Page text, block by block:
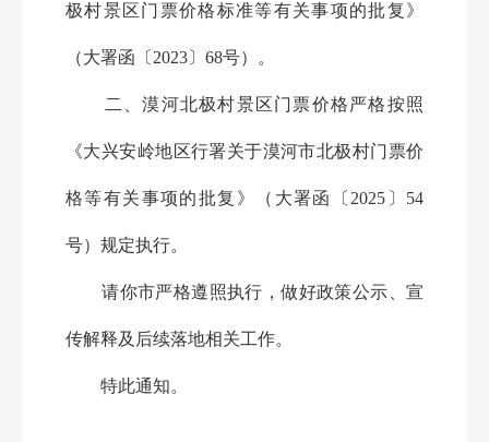
极村景区门票价格标准等有关事项的批复》
（大署函〔2023〕68号）。
二、漠河北极村景区门票价格严格按照
《大兴安岭地区行署关于漠河市北极村门票价
格等有关事项的批复》（大署函〔2025〕54
号）规定执行。
请你市严格遵照执行，做好政策公示、宣
传解释及后续落地相关工作。
特此通知。